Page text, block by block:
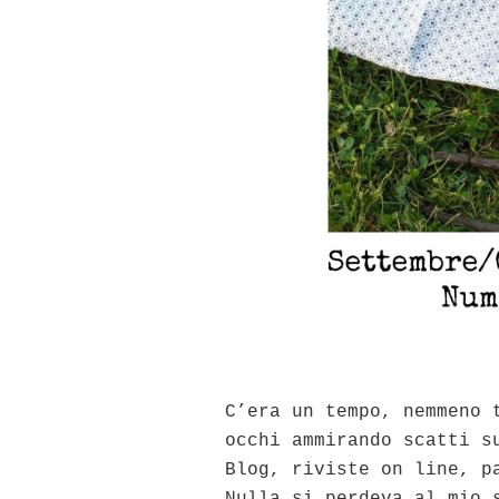
C’era un tempo,
occhi ammirando scatti
Blog, riviste on line,